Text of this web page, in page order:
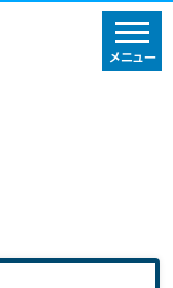
メニュー